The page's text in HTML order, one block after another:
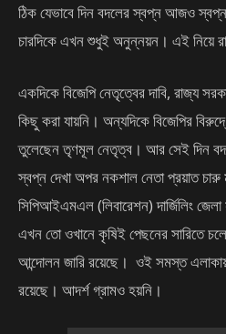
ঠিক যেভাবে দিন বদলের স্বপ্ন আজও
চারদিকে এখন শুধুই অনুন্নয়ন। এই নিয়ে
একদিকে বিজেপি নেতৃত্বের দাবি, রাজ্য
কিছু করা যায়নি। অন্যদিকে বিজেপির
তুলেছেন তৃণমূল নেতৃত্ব। আর সেই দিন
স্বপ্ন দেখা অপর নকশাল নেতা প্রয়াত
সিপিআইএমএল (লিবারেশন) দার্জিলিং
এখন তো ওখানে কৃষিই পেছনের সারিতে
আন্দোলন জারি রয়েছে। ওই সমস্ত
রয়েছে। আদর্শ গ্রামও হয়নি।